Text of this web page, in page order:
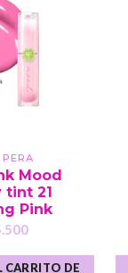
PERA
Mood
tint 21
Pink
CARRITO DE